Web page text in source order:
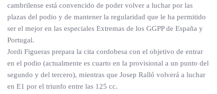
cambrilense está convencido de poder volver a luchar por las
plazas del podio y de mantener la regularidad que le ha permitido
ser el mejor en las especiales Extremas de los GGPP de España y
Portugal.
Jordi Figueras prepara la cita cordobesa con el objetivo de entrar
en el podio (actualmente es cuarto en la provisional a un punto del
segundo y del tercero), mientras que Josep Ralló volverá a luchar
en E1 por el triunfo entre las 125 cc.